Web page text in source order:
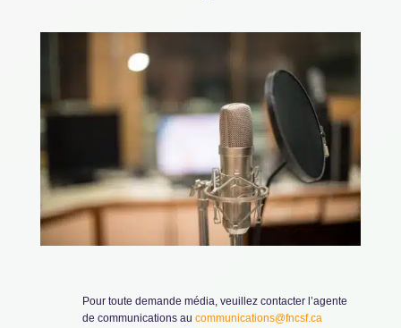
Pour toute demande média, veuillez contacter l’agente
de communications au communications@fncsf.ca